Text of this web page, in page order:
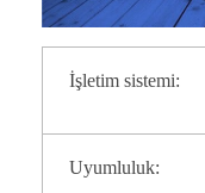
İşletim sistemi:
Uyumluluk: